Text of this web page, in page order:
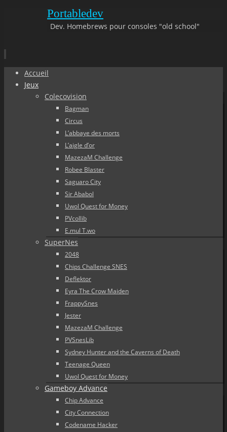
Portabledev
Dev. Homebrews pour consoles "old school"
Aller
Accueil
Jeux
Colecovision
Bagman
Circus
L’abbaye des morts
L’aigle d’or
MazezaM Challenge
Robee Blaster
Saguaro City
Sir Ababol
Uwol Quest for Money
PVcollib
E.mul T.wo
SuperNes
2048
Chips Challenge SNES
Deflektor
Eyra The Crow Maiden
FrappySnes
Jester
MazezaM Challenge
PVSnesLib
Sydney Hunter and the Caverns of Death
Teenage Queen
Uwol Quest for Money
Gameboy Advance
Chip Advance
City Connection
Codename Hacker